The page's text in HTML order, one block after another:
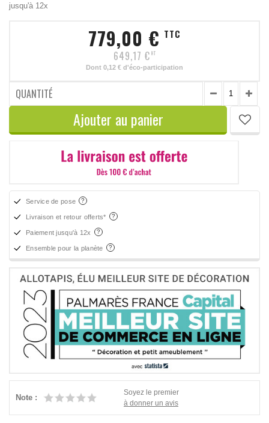
jusqu'à 12x
779,00 € TTC
649,17 € HT
Dont 0,12 € d'éco-participation
QUANTITÉ
Ajouter au panier
Service de pose
Livraison et retour offerts*
Paiement jusqu'à 12x
Ensemble pour la planète
Note :
Soyez le premier
à donner un avis